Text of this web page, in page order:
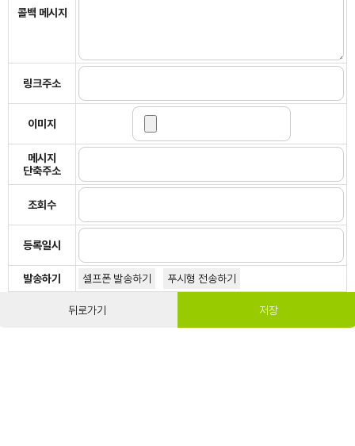
콜백 메시지
링크주소
이미지
메시지
단축주소
조회수
등록일시
발송하기 셀프폰 발송하기 푸시형 전송하기
뒤로가기 저장